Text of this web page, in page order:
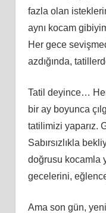
fazla olan
aynı kocam
Her gece
azdığında,
Tatil deyince…
bir ay boyunca
tatilimizi yaparız.
Sabırsızlıkla
doğrusu kocamla
gecelerini,
Ama son gün,